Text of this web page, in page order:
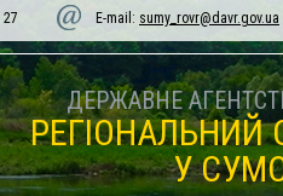
27 E-mail: sumy_rovr@davr.gov.ua
ДЕРЖАВНЕ
РЕГІОНАЛЬНИЙ
У